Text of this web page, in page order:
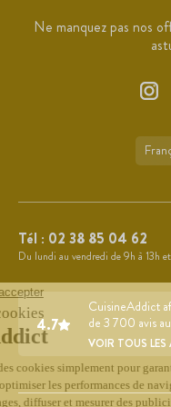
Ne manquez pas nos
Tél : 02 38 85 04 62
Du lundi au vendredi de 9h à 13h
4.7
CuisineAddict
de 3 700 avis
VOIR TOUS LES